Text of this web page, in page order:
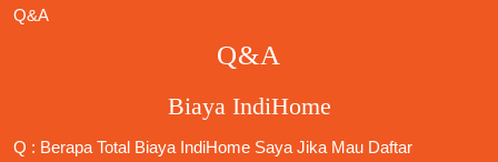
Q&A
Q&A
Biaya IndiHome
Q : Berapa Total Biaya IndiHome Saya Jika Mau Daftar